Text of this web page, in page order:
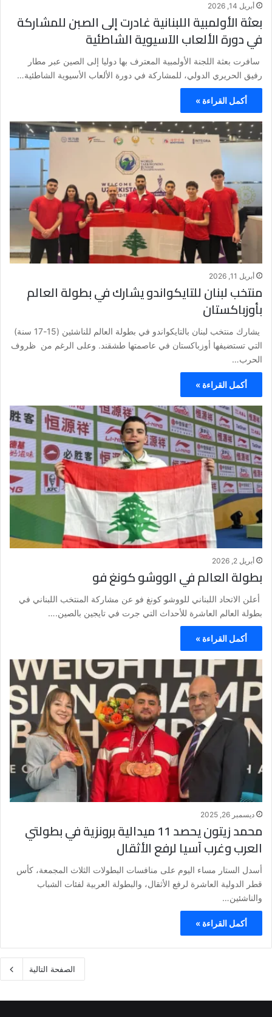
أبريل 14, 2026
بعثة الأولمبية اللبنانية غادرت إلى الصبن للمشاركة
في دورة الألعاب الآسيوية الشاطئية
سافرت بعثة اللجنة الأولمبية المعترف بها دوليا إلى الصين عبر مطار
رفيق الحريري الدولي، للمشاركة في دورة الألعاب الأسيوية الشاطئية…
أكمل القراءة »
أبريل 11, 2026
منتخب لبنان للتايكواندو يشارك في بطولة العالم
بأوزباكستان
يشارك منتخب لبنان بالتايكواندو في بطولة العالم للناشئين (15-17 سنة)
التي تستضيفها أوزباكستان في عاصمتها طشقند. وعلى الرغم من ظروف
الحرب…
أكمل القراءة »
أبريل 2, 2026
بطولة العالم في الووشو كونغ فو
أعلن الاتحاد اللبناني للووشو كونغ فو عن مشاركة المنتخب اللبناني في
بطولة العالم العاشرة للأحداث التي جرت في تايجين بالصين.…
أكمل القراءة »
ديسمبر 26, 2025
محمد زيتون يحصد 11 ميدالية برونزية في بطولتي
العرب وغرب آسيا لرفع الأثقال
أسدل الستار مساء اليوم على منافسات البطولات الثلاث المجمعة، كأس
قطر الدولية العاشرة لرفع الأثقال، والبطولة العربية لفئات الشباب
والناشئين…
أكمل القراءة »
الصفحة التالية